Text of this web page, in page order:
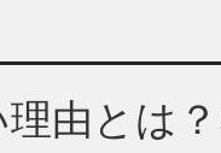
由とは